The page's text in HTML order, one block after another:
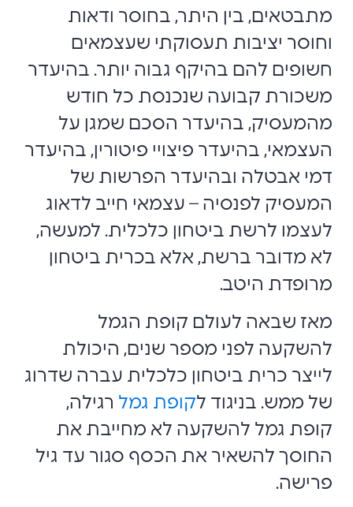
מתבטאים, בין היתר, בחוסר ודאות
וחוסר יציבות תעסוקתי שעצמאים
חשופים להם בהיקף גבוה יותר. בהיעדר
משכורת קבועה שנכנסת כל חודש
מהמעסיק, בהיעדר הסכם שמגן על
העצמאי, בהיעדר פיצויי פיטורין, בהיעדר
דמי אבטלה ובהיעדר הפרשות של
המעסיק לפנסיה – עצמאי חייב לדאוג
לעצמו לרשת ביטחון כלכלית. למעשה,
לא מדובר ברשת, אלא בכרית ביטחון
מרופדת היטב.
מאז שבאה לעולם קופת הגמל
להשקעה לפני מספר שנים, היכולת
לייצר כרית ביטחון כלכלית עברה שדרוג
של ממש. בניגוד לקופת גמל רגילה,
קופת גמל להשקעה לא מחייבת את
החוסך להשאיר את הכסף סגור עד גיל
פרישה.